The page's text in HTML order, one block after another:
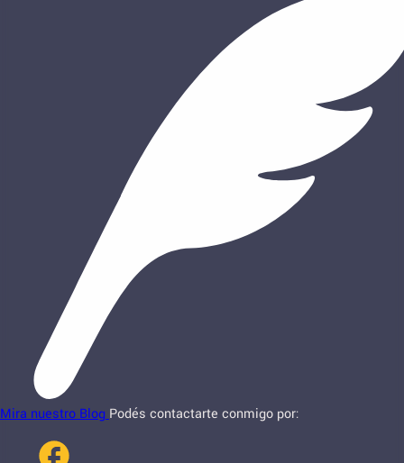
Mira nuestro Blog Podés contactarte conmigo por: